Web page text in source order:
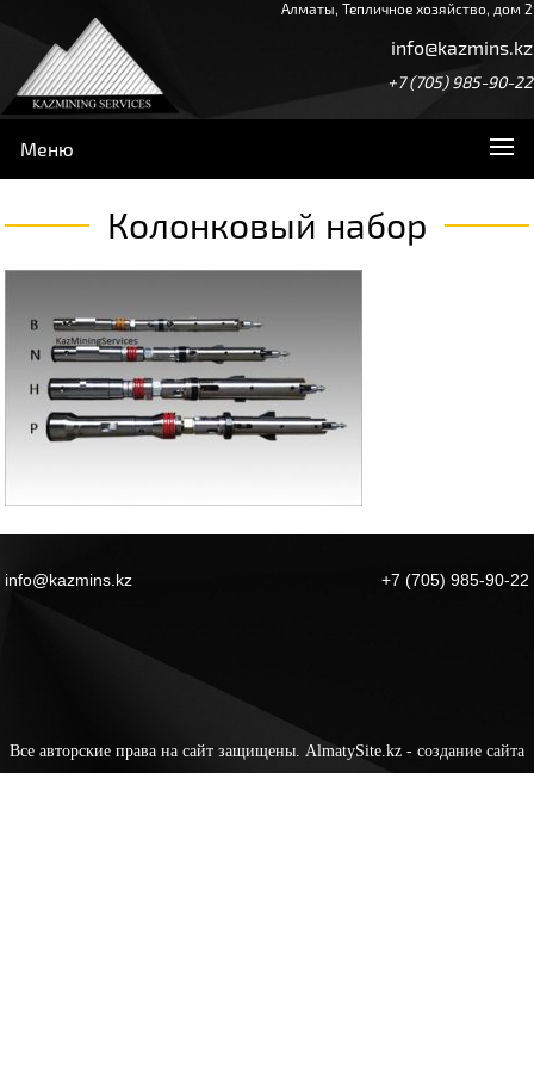
info@kazmins.kz
Алматы, Тепличное хозяйство, дом 2
+7 (705) 985-90-22
Меню
Колонковый набор
info@kazmins.kz +7 (705) 985-90-22
Все авторские права на сайт защищены. AlmatySite.kz - создание сайта